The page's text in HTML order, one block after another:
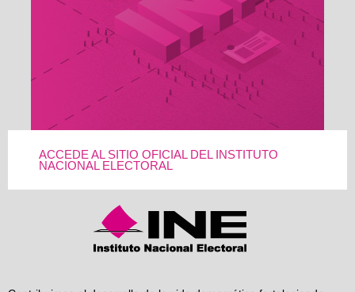
ACCEDE AL SITIO OFICIAL DEL INSTITUTO
NACIONAL ELECTORAL